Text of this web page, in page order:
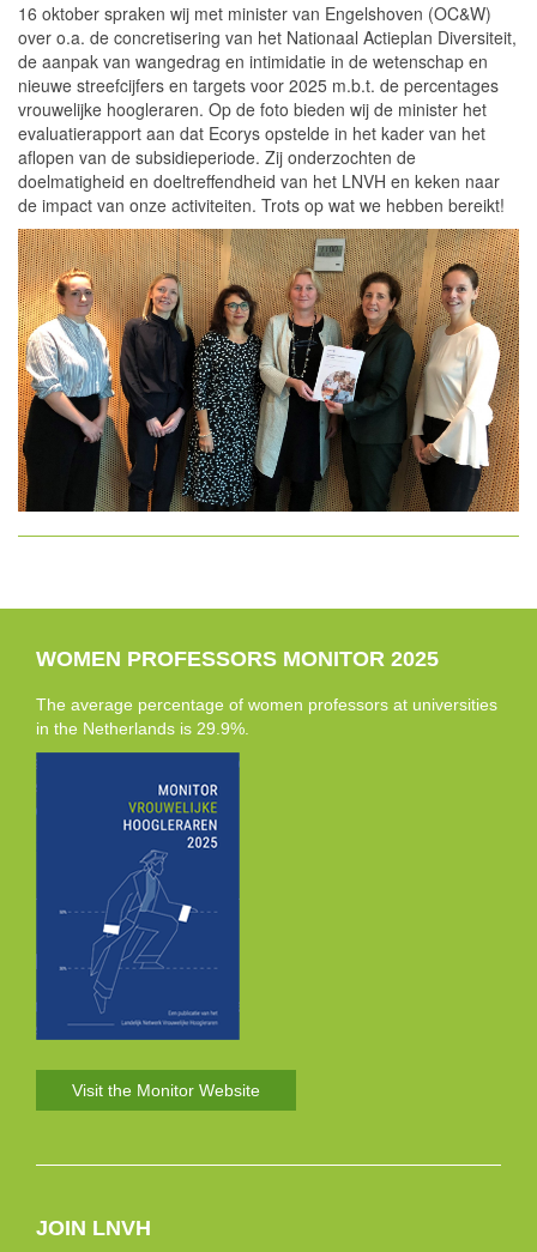
16 oktober spraken wij met minister van Engelshoven (OC&W)
over o.a. de concretisering van het Nationaal Actieplan Diversiteit,
de aanpak van wangedrag en intimidatie in de wetenschap en
nieuwe streefcijfers en targets voor 2025 m.b.t. de percentages
vrouwelijke hoogleraren. Op de foto bieden wij de minister het
evaluatierapport aan dat Ecorys opstelde in het kader van het
aflopen van de subsidieperiode. Zij onderzochten de
doelmatigheid en doeltreffendheid van het LNVH en keken naar
de impact van onze activiteiten. Trots op wat we hebben bereikt!
WOMEN PROFESSORS MONITOR 2025
The average percentage of women professors at universities
in the Netherlands is 29.9%.
Visit the Monitor Website
JOIN LNVH